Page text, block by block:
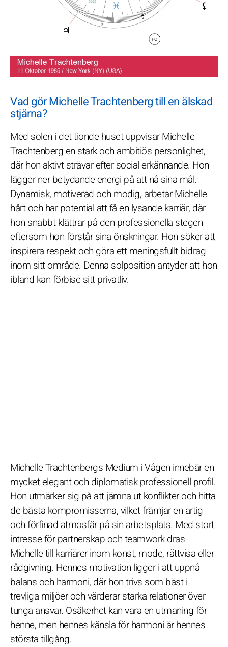
Vad gör Michelle Trachtenberg till en älskad
stjärna?
Med solen i det tionde huset uppvisar Michelle
Trachtenberg en stark och ambitiös personlighet,
där hon aktivt strävar efter social erkännande. Hon
lägger ner betydande energi på att nå sina mål.
Dynamisk, motiverad och modig, arbetar Michelle
hårt och har potential att få en lysande karriär, där
hon snabbt klättrar på den professionella stegen
eftersom hon förstår sina önskningar. Hon söker att
inspirera respekt och göra ett meningsfullt bidrag
inom sitt område. Denna solposition antyder att hon
ibland kan förbise sitt privatliv.
Michelle Trachtenbergs Medium i Vågen innebär en
mycket elegant och diplomatisk professionell profil.
Hon utmärker sig på att jämna ut konflikter och hitta
de bästa kompromisserna, vilket främjar en artig
och förfinad atmosfär på sin arbetsplats. Med stort
intresse för partnerskap och teamwork dras
Michelle till karriärer inom konst, mode, rättvisa eller
rådgivning. Hennes motivation ligger i att uppnå
balans och harmoni, där hon trivs som bäst i
trevliga miljöer och värderar starka relationer över
tunga ansvar. Osäkerhet kan vara en utmaning för
henne, men hennes känsla för harmoni är hennes
största tillgång.